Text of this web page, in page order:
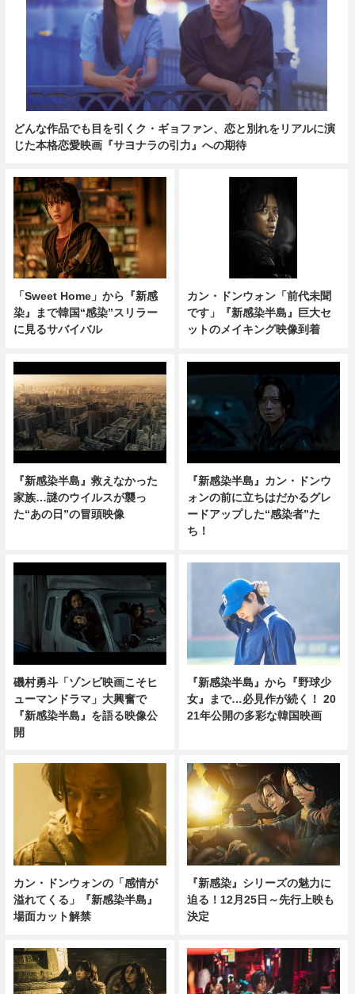
どんな作品でも目を引くク・ギョファン、恋と別れをリアルに演
じた本格恋愛映画『サヨナラの引力』への期待
「Sweet Home」から『新感
染』まで韓国“感染”スリラー
に見るサバイバル
カン・ドンウォン「前代未聞
です」『新感染半島』巨大セ
ットのメイキング映像到着
『新感染半島』救えなかった
家族…謎のウイルスが襲っ
た“あの日”の冒頭映像
『新感染半島』カン・ドンウ
ォンの前に立ちはだかるグレ
ードアップした“感染者”た
ち！
磯村勇斗「ゾンビ映画こそヒ
ューマンドラマ」大興奮で
『新感染半島』を語る映像公
開
『新感染半島』から『野球少
女』まで…必見作が続く！ 20
21年公開の多彩な韓国映画
カン・ドンウォンの「感情が
溢れてくる」『新感染半島』
場面カット解禁
『新感染』シリーズの魅力に
迫る！12月25日～先行上映も
決定